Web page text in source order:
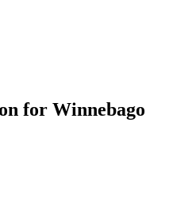
for Winnebago